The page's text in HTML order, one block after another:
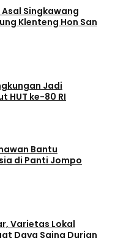
Singkawang
Klenteng Hon San
Jadi
HUT ke-80 RI
Bantu
di Panti Jompo
Varietas Lokal
Daya Saing Durian